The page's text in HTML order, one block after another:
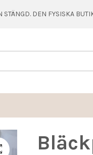
DEN FYSISKA